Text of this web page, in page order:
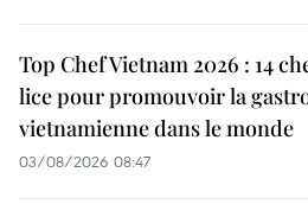
Top Chef Vietnam 2026 : 14
lice pour promouvoir la
vietnamienne dans le monde
03/08/2026 08:47